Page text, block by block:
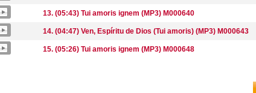
13. (05:43) Tui amoris ignem (MP3) M000640
14. (04:47) Ven, Espíritu de Dios (Tui amoris) (MP3) M000643
15. (05:26) Tui amoris ignem (MP3) M000648